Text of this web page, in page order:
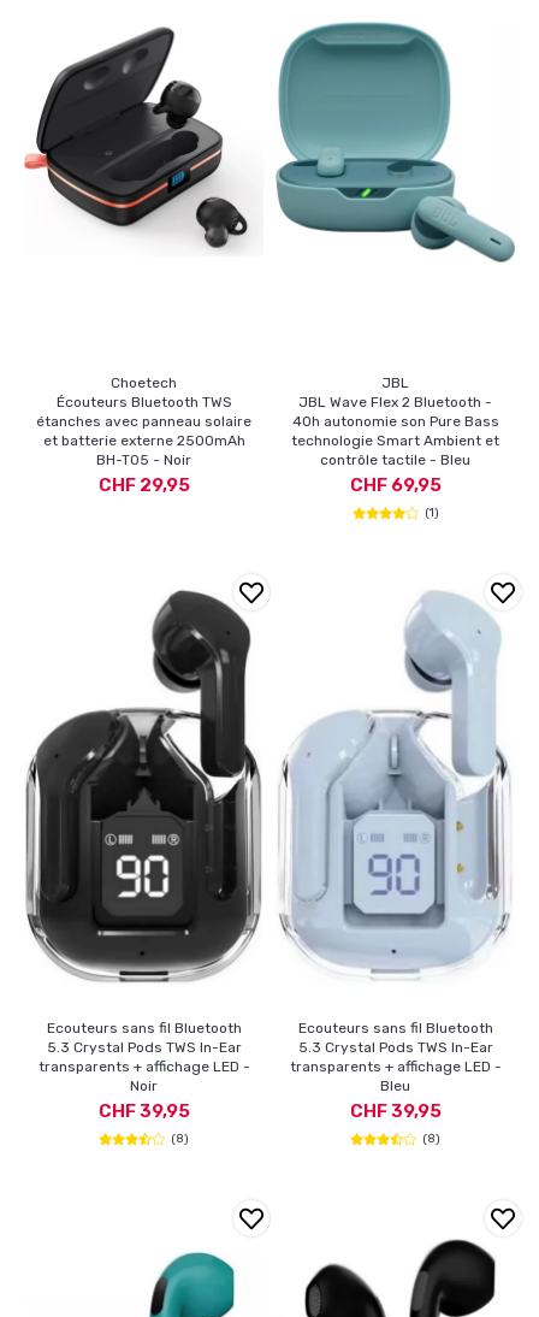
Choetech
Écouteurs Bluetooth TWS
étanches avec panneau solaire
et batterie externe 2500mAh
BH-T05 - Noir
CHF 29,95
JBL
JBL Wave Flex 2 Bluetooth -
40h autonomie son Pure Bass
technologie Smart Ambient et
contrôle tactile - Bleu
CHF 69,95
(1)
Ecouteurs sans fil Bluetooth
5.3 Crystal Pods TWS In-Ear
transparents + affichage LED -
Noir
CHF 39,95
(8)
Ecouteurs sans fil Bluetooth
5.3 Crystal Pods TWS In-Ear
transparents + affichage LED -
Bleu
CHF 39,95
(8)